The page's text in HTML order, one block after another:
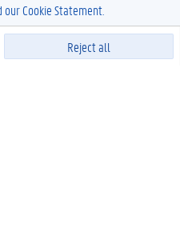
Reject all
our Cookie Statement.